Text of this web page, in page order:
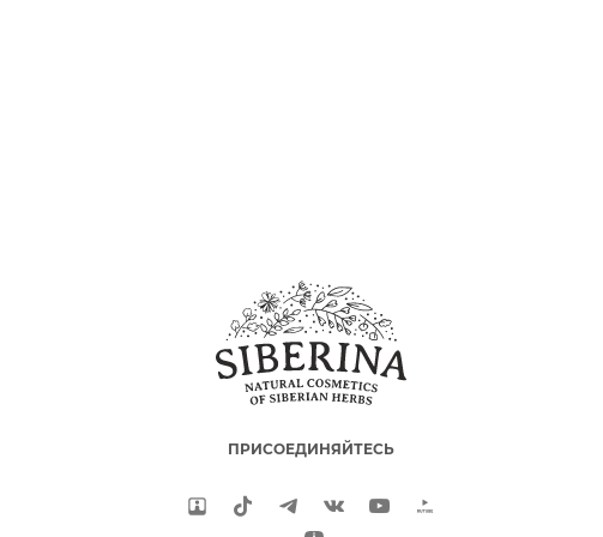
ПРИСОЕДИНЯЙТЕСЬ